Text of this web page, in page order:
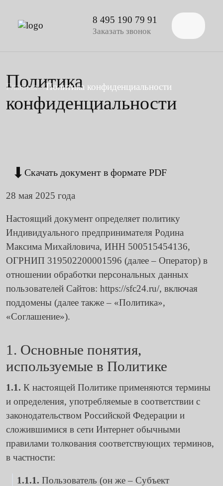
8 495 190 79 91
Заказать звонок
Главная Политика конфиденциальности
Политика
конфиденциальности
Скачать документ в формате PDF
28 мая 2025 года
Настоящий документ определяет политику
Индивидуального предпринимателя Родина
Максима Михайловича, ИНН 500515454136,
ОГРНИП 319502200001596 (далее – Оператор) в
отношении обработки персональных данных
пользователей Сайтов: https://sfc24.ru/, включая
поддомены (далее также – «Политика»,
«Соглашение»).
1. Основные понятия,
используемые в Политике
1.1. К настоящей Политике применяются термины
и определения, употребляемые в соответствии с
законодательством Российской Федерации и
сложившимися в сети Интернет обычными
правилами толкования соответствующих терминов,
в частности:
1.1.1. Пользователь (он же – Субъект